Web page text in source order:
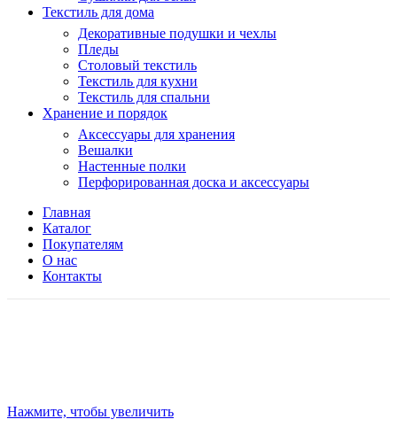
Текстиль для дома
Декоративные подушки и чехлы
Пледы
Столовый текстиль
Текстиль для кухни
Текстиль для спальни
Хранение и порядок
Аксессуары для хранения
Вешалки
Настенные полки
Перфорированная доска и аксессуары
Главная
Каталог
Покупателям
О нас
Контакты
Нажмите, чтобы увеличить